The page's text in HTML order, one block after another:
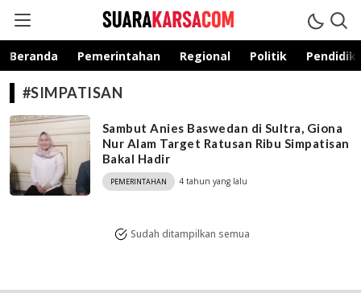
suarakarsa.com
Informasi terpercaya
Beranda Pemerintahan Regional Politik
#SIMPATISAN
Sambut Anies Baswedan di Sultra, Giona
Nur Alam Target Ratusan Ribu Simpatisan
Bakal Hadir
PEMERINTAHAN 4 tahun yang lalu
Sudah ditampilkan semua